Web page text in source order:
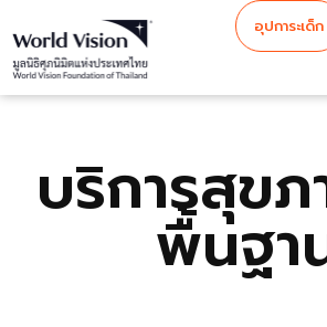
อุปการะเด็ก
บริการสุข
พื้นฐา